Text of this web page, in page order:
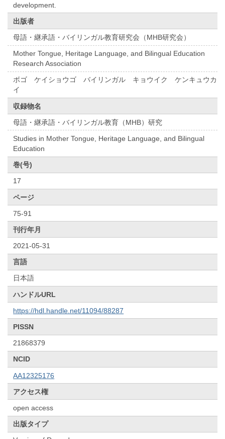
development.
出版者
母語・継承語・バイリンガル教育研究会（MHB研究会）
Mother Tongue, Heritage Language, and Bilingual Education
Research Association
ボゴ ケイショウゴ バイリンガル キョウイク ケンキュウカ
イ
収録物名
母語・継承語・バイリンガル教育（MHB）研究
Studies in Mother Tongue, Heritage Language, and Bilingual
Education
巻(号)
17
ページ
75-91
刊行年月
2021-05-31
言語
日本語
ハンドルURL
https://hdl.handle.net/11094/88287
PISSN
21868379
NCID
AA12325176
アクセス権
open access
出版タイプ